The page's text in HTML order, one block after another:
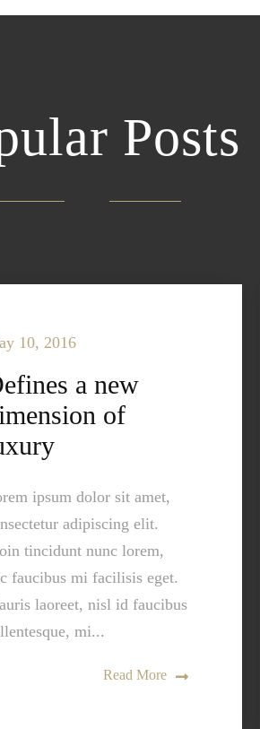
Posts
10, 2016
a new
of
ipsum dolor sit amet,
adipiscing elit.
tincidunt nunc lorem,
faucibus mi facilisis eget.
laoreet, nisl id faucibus
mi...
Read More